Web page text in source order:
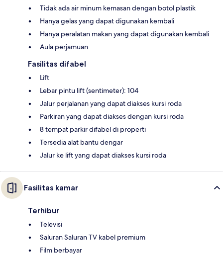
Tidak ada air minum kemasan dengan botol plastik
Hanya gelas yang dapat digunakan kembali
Hanya peralatan makan yang dapat digunakan kembali
Aula perjamuan
Fasilitas difabel
Lift
Lebar pintu lift (sentimeter): 104
Jalur perjalanan yang dapat diakses kursi roda
Parkiran yang dapat diakses dengan kursi roda
8 tempat parkir difabel di properti
Tersedia alat bantu dengar
Jalur ke lift yang dapat diakses kursi roda
Fasilitas kamar
Terhibur
Televisi
Saluran Saluran TV kabel premium
Film berbayar